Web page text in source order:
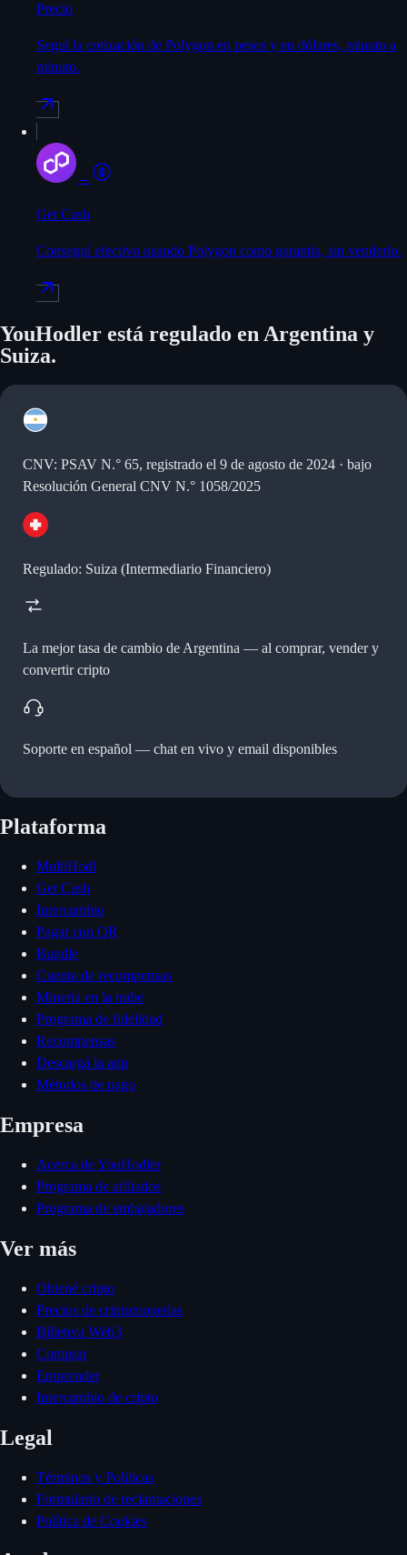
Precio
Seguí la cotización de Polygon en pesos y en dólares, minuto a
minuto.
→
Get Cash
Conseguí efectivo usando Polygon como garantía, sin venderlo.
YouHodler está regulado en Argentina y
Suiza.
CNV: PSAV N.° 65, registrado el 9 de agosto de 2024 · bajo
Resolución General CNV N.° 1058/2025
Regulado: Suiza (Intermediario Financiero)
La mejor tasa de cambio de Argentina — al comprar, vender y
convertir cripto
Soporte en español — chat en vivo y email disponibles
Plataforma
MultiHodl
Get Cash
Intercambio
Pagar con QR
Bundle
Cuenta de recompensas
Minería en la nube
Programa de fidelidad
Recompensas
Descargá la app
Métodos de pago
Empresa
Acerca de YouHodler
Programa de afiliados
Programa de embajadores
Ver más
Obtené cripto
Precios de criptomonedas
Billetera Web3
Comprar
Emprender
Intercambio de cripto
Legal
Términos y Políticas
Formulario de reclamaciones
Política de Cookies